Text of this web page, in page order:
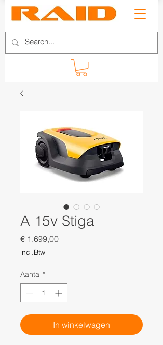
A 15v Stiga
€ 1.699,00Prijs
incl.Btw
Aantal *
In winkelwagen